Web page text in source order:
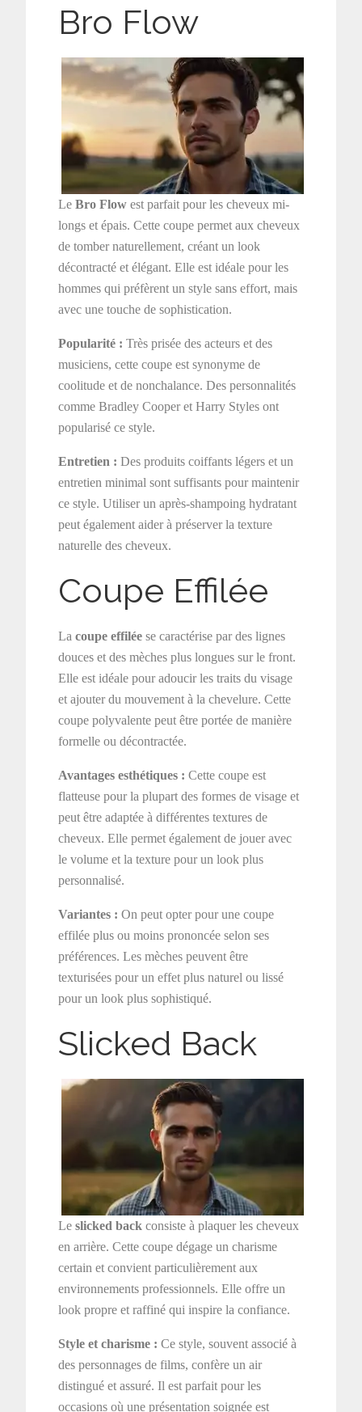
Bro Flow
LeBro Flow est parfait pour les cheveux mi-
longs et épais. Cette coupe permet aux cheveux
de tomber naturellement, créant un look
décontracté et élégant. Elle est idéale pour les
hommes qui préfèrent un style sans effort, mais
avec une touche de sophistication.
Popularité : Très prisée des acteurs et des
musiciens, cette coupe est synonyme de
coolitude et de nonchalance. Des personnalités
comme Bradley Cooper et Harry Styles ont
popularisé ce style.
Entretien : Des produits coiffants légers et un
entretien minimal sont suffisants pour maintenir
ce style. Utiliser un après-shampoing hydratant
peut également aider à préserver la texture
naturelle des cheveux.
Coupe Effilée
Lacoupe effilée se caractérise par des lignes
douces et des mèches plus longues sur le front.
Elle est idéale pour adoucir les traits du visage
et ajouter du mouvement à la chevelure. Cette
coupe polyvalente peut être portée de manière
formelle ou décontractée.
Avantages esthétiques : Cette coupe est
flatteuse pour la plupart des formes de visage et
peut être adaptée à différentes textures de
cheveux. Elle permet également de jouer avec
le volume et la texture pour un look plus
personnalisé.
Variantes : On peut opter pour une coupe
effilée plus ou moins prononcée selon ses
préférences. Les mèches peuvent être
texturisées pour un effet plus naturel ou lissé
pour un look plus sophistiqué.
Slicked Back
Leslicked back consiste à plaquer les cheveux
en arrière. Cette coupe dégage un charisme
certain et convient particulièrement aux
environnements professionnels. Elle offre un
look propre et raffiné qui inspire la confiance.
Style et charisme : Ce style, souvent associé à
des personnages de films, confère un air
distingué et assuré. Il est parfait pour les
occasions où une présentation soignée est